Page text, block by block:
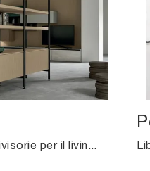
Se cerchi librerie divisorie per il living, clicca e scopri le nostre soluzioni moderne: il modello Living Glass Arredo3 ti aspetta!